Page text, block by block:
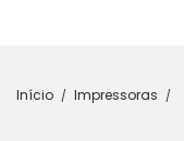
Início Impressoras